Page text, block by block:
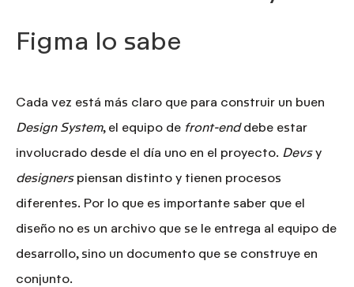
Figma lo sabe
Cada vez está más claro que para construir un buen
Design System, el equipo de front-enddebe estar
involucrado desde el día uno en el proyecto. Devsy
designerspiensan distinto y tienen procesos
diferentes. Por lo que es importante saber que el
diseño no es un archivo que se le entrega al equipo de
desarrollo, sino un documento que se construye en
conjunto.